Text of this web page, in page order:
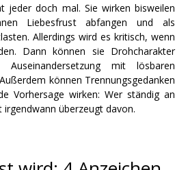
jeder doch mal. Sie wirken bisweilen
Liebesfrust abfangen und als
Allerdings wird es kritisch, wenn
Dann können sie Drohcharakter
mit lösbaren
können Trennungsgedanken
Vorhersage wirken: Wer ständig an
irgendwann überzeugt davon.